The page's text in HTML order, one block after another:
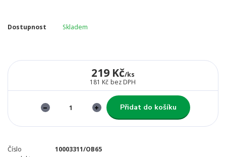
Dostupnost Skladem
219 Kč/ks
181 Kč bez DPH
Přidat do košíku
Číslo
10003311/OB65